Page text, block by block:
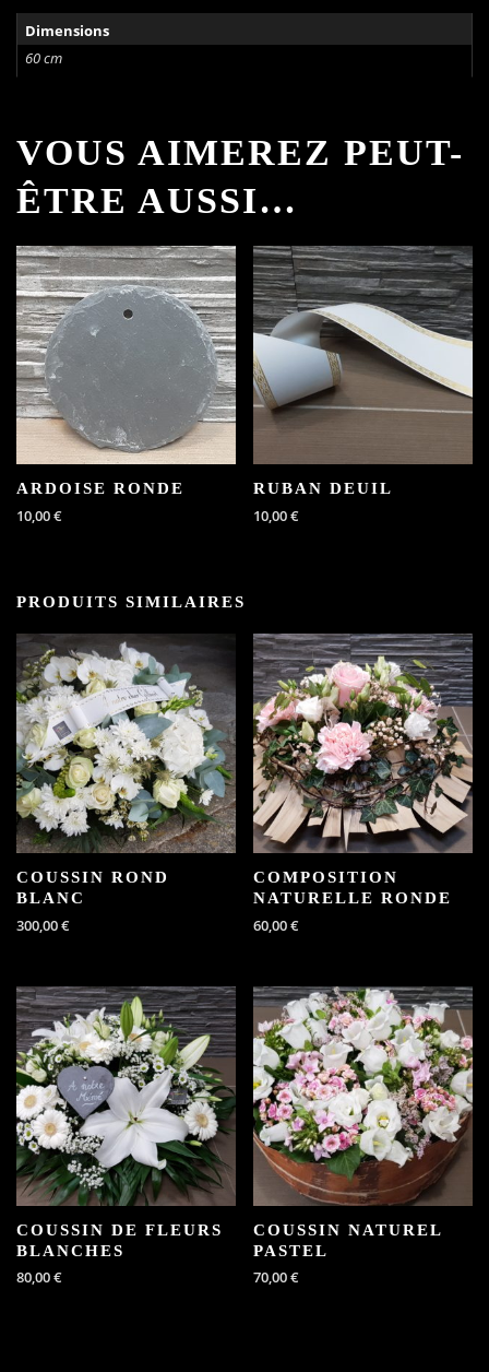
Dimensions
60 cm
VOUS AIMEREZ PEUT-
ÊTRE AUSSI…
ARDOISE RONDE
10,00€
RUBAN DEUIL
10,00€
PRODUITS SIMILAIRES
COUSSIN ROND
BLANC
300,00€
COMPOSITION
NATURELLE RONDE
60,00€
COUSSIN DE FLEURS
BLANCHES
80,00€
COUSSIN NATUREL
PASTEL
70,00€